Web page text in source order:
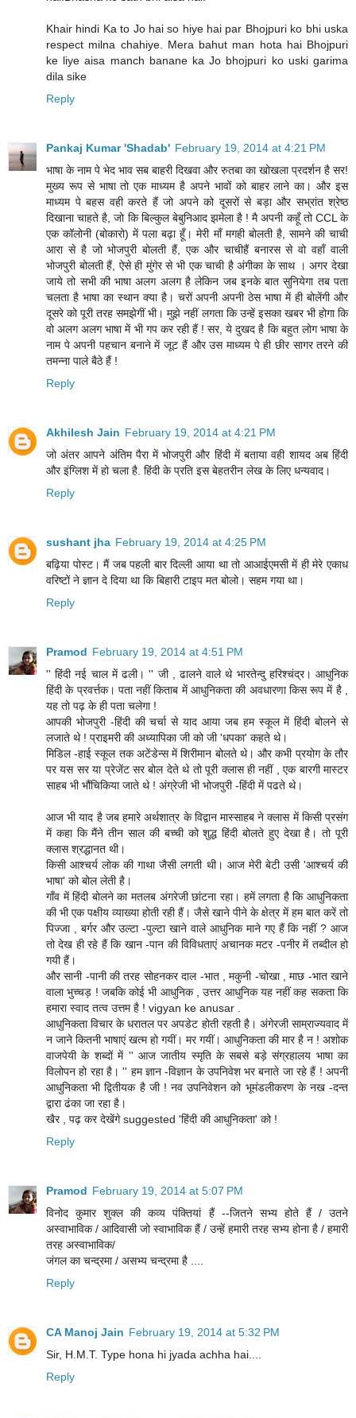
Khair hindi Ka to Jo hai so hiye hai par Bhojpuri ko bhi uska
respect milna chahiye. Mera bahut man hota hai Bhojpuri
ke liye aisa manch banane ka Jo bhojpuri ko uski garima
dila sike
Reply
Pankaj Kumar 'Shadab' February 19, 2014 at 4:21 PM
भाषा के नाम पे भेद भाव सब बाहरी दिखवा और रुतबा का खोखला प्रदर्शन है सर!
मुख्य रूप से भाषा तो एक माध्यम है अपने भावों को बाहर लाने का। और इस
माध्यम पे बहस वही करते हैं जो अपने को दूसरों से बड़ा और सभ्रांत श्रेष्ठ
दिखाना चाहते है, जो कि बिल्कुल बेबुनिआद झमेला है ! मै अपनी कहूँ तो CCL के
एक कॉलोनी (बोकारो) में पला बढ़ा हूँ। मेरी माँ मगही बोलती है, सामने की चाची
आरा से है जो भोजपुरी बोलती हैं, एक और चाचीहैं बनारस से वो वहाँ वाली
भोजपुरी बोलती हैं, ऐसे ही मुंगेर से भी एक चाची है अंगीका के साथ । अगर देखा
जाये तो सभी की भाषा अलग अलग है लेकिन जब इनके बात सुनियेगा तब पता
चलता है भाषा का स्थान क्या है। चरों अपनी अपनी ठेस भाषा में ही बोलेंगी और
दूसरे को पूरी तरह समझेगीं भी। मुझे नहीं लगता कि उन्हें इसका खबर भी होगा कि
वो अलग अलग भाषा में भी गप कर रही हैं ! सर, ये दुखद है कि बहुत लोग भाषा के
नाम पे अपनी पहचान बनाने में जूट हैं और उस माध्यम पे ही छीर सागर तरने की
तमन्ना पाले बैठे हैं !
Reply
Akhilesh Jain February 19, 2014 at 4:21 PM
जो अंतर आपने अंतिम पैरा में भोजपुरी और हिंदी में बताया वही शायद अब हिंदी
और इंग्लिश में हो चला है. हिंदी के प्रति इस बेहतरीन लेख के लिए धन्यवाद।
Reply
sushant jha February 19, 2014 at 4:25 PM
बढ़िया पोस्ट। मैं जब पहली बार दिल्ली आया था तो आआईएमसी में ही मेरे एकाध
वरिष्टों ने ज्ञान दे दिया था कि बिहारी टाइप मत बोलो। सहम गया था।
Reply
Pramod February 19, 2014 at 4:51 PM
'' हिंदी नई चाल में ढली। '' जी , ढालने वाले थे भारतेन्दु हरिश्चंद्र। आधुनिक
हिंदी के प्रवर्त्तक। पता नहीं किताब में आधुनिकता की अवधारणा किस रूप में है ,
यह तो पढ़ के ही पता चलेगा !
आपकी भोजपुरी -हिंदी की चर्चा से याद आया जब हम स्कूल में हिंदी बोलने से
लजाते थे ! प्राइमरी की अध्यापिका जी को जी 'धपका' कहते थे।
मिडिल -हाई स्कूल तक अटेंडेन्स में शिरीमान बोलते थे। और कभी प्रयोग के तौर
पर यस सर या प्रेजेंट सर बोल देते थे तो पूरी क्लास ही नहीं , एक बारगी मास्टर
साहब भी भौंचिकिया जाते थे ! अंग्रेजी भी भोजपुरी -हिंदी में पढते थे।
आज भी याद है जब हमारे अर्थशात्र के विद्वान मास्साहब ने क्लास में किसी प्रसंग
में कहा कि मैंने तीन साल की बच्ची को शुद्ध हिंदी बोलते हुए देखा है। तो पूरी
क्लास श्रद्धानत थी।
किसी आश्चर्य लोक की गाथा जैसी लगती थी। आज मेरी बेटी उसी 'आश्चर्य की
भाषा' को बोल लेती है।
गाँव में हिंदी बोलने का मतलब अंगरेजी छांटना रहा। हमें लगता है कि आधुनिकता
की भी एक पक्षीय व्याख्या होती रही हैं। जैसे खाने पीने के क्षेत्र में हम बात करें तो
पिज्जा , बर्गर और उल्टा -पुल्टा खाने वाले आधुनिक माने गए हैं कि नहीं ? आज
तो देख ही रहे हैं कि खान -पान की विविधताएं अचानक मटर -पनीर में तब्दील हो
गयी हैं।
और सानी -पानी की तरह सोहनकर दाल -भात , मकुनी -चोखा , माछ -भात खाने
वाला भुच्चड़ ! जबकि कोई भी आधुनिक , उत्तर आधुनिक यह नहीं कह सकता कि
हमारा स्वाद तत्व उत्तम है ! vigyan ke anusar .
आधुनिकता विचार के धरातल पर अपडेट होती रहती है। अंगेरजी साम्राज्यवाद में
न जाने कितनी भाषाएं खत्म हो गयीं। मर गयीं। आधुनिकता की मार है न ! अशोक
वाजपेयी के शब्दों में '' आज जातीय स्मृति के सबसे बड़े संग्रहालय भाषा का
विलोपन हो रहा है। '' हम ज्ञान -विज्ञान के उपनिवेश भर बनाते जा रहे हैं ! अपनी
आधुनिकता भी द्वितीयक है जी ! नव उपनिवेशन को भूमंडलीकरण के नख -दन्त
द्वारा ढंका जा रहा है।
खैर , पढ़ कर देखेंगे suggested 'हिंदी की आधुनिकता' को !
Reply
Pramod February 19, 2014 at 5:07 PM
विनोद कुमार शुक्ल की कव्य पंक्तियां हैं --जितने सभ्य होते हैं / उतने
अस्वाभाविक / आदिवासी जो स्वाभाविक हैं / उन्हें हमारी तरह सभ्य होना है / हमारी
तरह अस्वाभाविक/
जंगल का चन्द्रमा / असभ्य चन्द्रमा है ....
Reply
CA Manoj Jain February 19, 2014 at 5:32 PM
Sir, H.M.T. Type hona hi jyada achha hai....
Reply